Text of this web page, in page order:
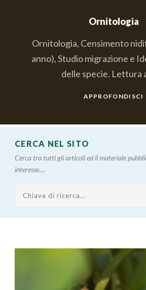
Ornitologia
Ornitologia, Censimento
anno), Studio migrazione e
delle specie. Lettura
APPROFONDISCI
CERCA NEL SITO
Cerca tra tutti gli articoli ed il materiale
interesse....